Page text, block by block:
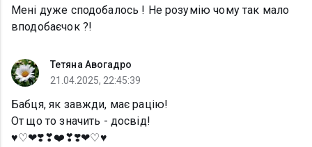
Мені дуже сподобалось ! Не розумію чому так мало
вподобаєчок ?!
Тетяна Авогадро
21.04.2025, 22:45:39
Бабця, як завжди, має рацію!
От що то значить - досвід!
♥︎♡❤❣️❣❤️❣❣️❤♡♥︎